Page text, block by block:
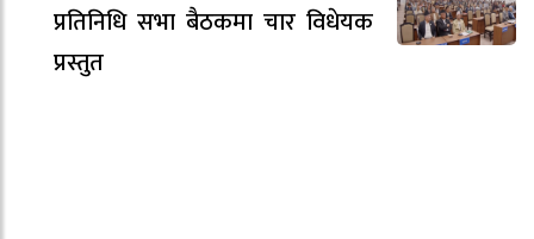
प्रतिनिधि सभा बैठकमा चार विधेयक
प्रस्तुत